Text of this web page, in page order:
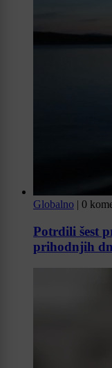
Globalno | 0
Potrdili šest
prihodnjih